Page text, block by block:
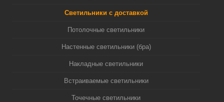
Светильники с доставкой
Потолочные светильники
Настенные светильники (бра)
Накладные светильники
Встраиваемые светильники
Точечные светильники